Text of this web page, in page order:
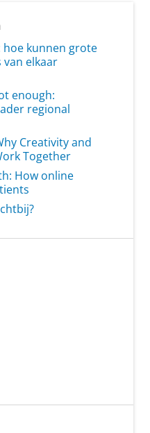
kunnen grote
elkaar
enough:
regional
Creativity and
Together
How online